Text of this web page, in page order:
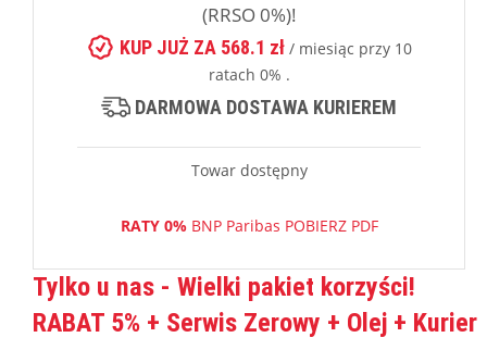
(RRSO 0%)!
KUP JUŻ ZA 568.1 zł / miesiąc przy 10
ratach 0% .
DARMOWA DOSTAWA KURIEREM
Towar dostępny
RATY 0%BNP Paribas POBIERZ PDF
Tylko u nas - Wielki pakiet korzyści!
RABAT 5% + Serwis Zerowy + Olej + Kurier